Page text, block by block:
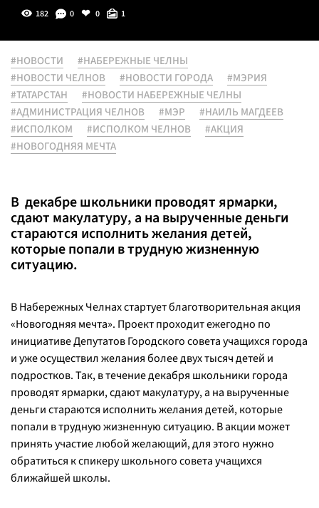
182 0 0 1
#НОВОСТИ
#НАБЕРЕЖНЫЕ ЧЕЛНЫ
#НОВОСТИ ЧЕЛНОВ
#НОВОСТИ ГОРОДА
#МЭРИЯ
#ТАТАРСТАН
#НОВОСТИ НАБЕРЕЖНЫЕ ЧЕЛНЫ
#АДМИНИСТРАЦИЯ ЧЕЛНОВ
#МЭР
#НАИЛЬ МАГДЕЕВ
#ИСПОЛКОМ
#ИСПОЛКОМ ЧЕЛНОВ
#АКЦИЯ
#НОВОГОДНЯЯ МЕЧТА
В декабре школьники проводят ярмарки,
сдают макулатуру, а на вырученные деньги
стараются исполнить желания детей,
которые попали в трудную жизненную
ситуацию.
В Набережных Челнах стартует благотворительная акция
«Новогодняя мечта». Проект проходит ежегодно по
инициативе Депутатов Городского совета учащихся города
и уже осуществил желания более двух тысяч детей и
подростков. Так, в течение декабря школьники города
проводят ярмарки, сдают макулатуру, а на вырученные
деньги стараются исполнить желания детей, которые
попали в трудную жизненную ситуацию. В акции может
принять участие любой желающий, для этого нужно
обратиться к спикеру школьного совета учащихся
ближайшей школы.